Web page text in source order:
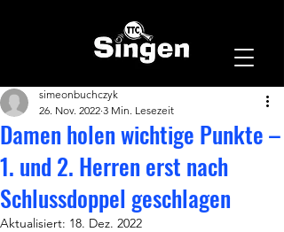
Damen holen wichtige Punkte –
1. und 2. Herren erst nach
Schlussdoppel geschlagen
simeonbuchczyk
26. Nov. 2022 3 Min. Lesezeit
Aktualisiert: 18. Dez. 2022